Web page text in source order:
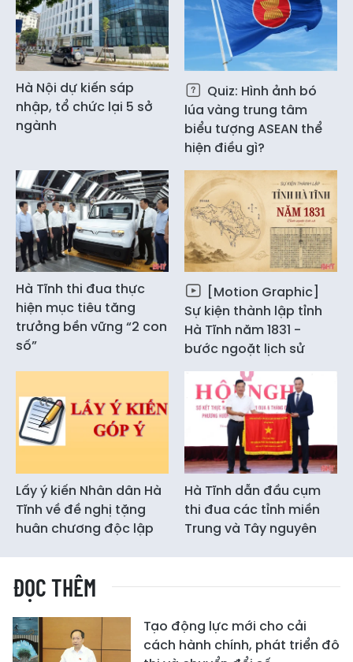
Hà Nội dự kiến sáp
nhập, tổ chức lại 5 sở
ngành
Quiz: Hình ảnh bó
lúa vàng trung tâm
biểu tượng ASEAN thể
hiện điều gì?
Hà Tĩnh thi đua thực
hiện mục tiêu tăng
trưởng bền vững “2 con
số”
[Motion Graphic]
Sự kiện thành lập tỉnh
Hà Tĩnh năm 1831 -
bước ngoặt lịch sử
Lấy ý kiến Nhân dân Hà
Tĩnh về đề nghị tặng
huân chương độc lập
Hà Tĩnh dẫn đầu cụm
thi đua các tỉnh miền
Trung và Tây nguyên
ĐỌC THÊM
Tạo động lực mới cho cải
cách hành chính, phát triển đô